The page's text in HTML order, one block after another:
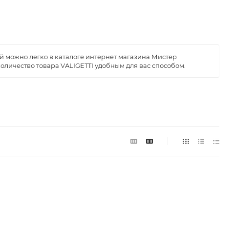
можно легко в каталоге интернет магазина Мистер
товара VALIGETTI удобным для вас способом.